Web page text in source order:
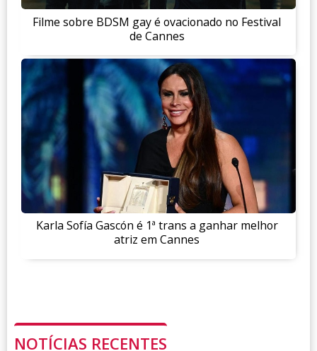
Filme sobre BDSM gay é ovacionado no Festival
de Cannes
Karla Sofía Gascón é 1ª trans a ganhar melhor
atriz em Cannes
NOTÍCIAS RECENTES